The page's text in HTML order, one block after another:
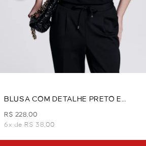
BLUSA COM DETALHE PRETO E
BRANCO - PRETO
R$ 228,00
6x de R$ 38,00